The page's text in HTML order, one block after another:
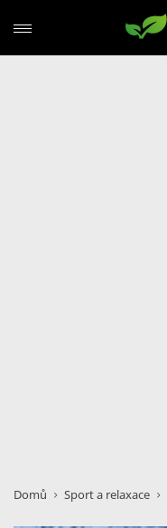
Domů Sport a relaxace